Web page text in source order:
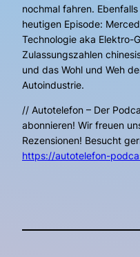
nochmal fahren.
heutigen Episode:
Technologie aka Elektro-
Zulassungszahlen
und das Wohl und Weh
Autoindustrie.
// Autotelefon – Der
abonnieren! Wir freuen
Rezensionen! Besucht
https://autotelefon-